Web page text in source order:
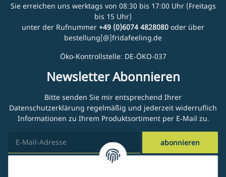
Sie erreichen uns werktags von 08:30 bis 17:00 Uhr (Freitags
bis 15 Uhr)
unter der Rufnummer +49 (0)6074 4828080 oder über
bestellung[@]fridafeeling.de
Öko-Kontrollstelle: DE-ÖKO-037
Newsletter Abonnieren
Bitte senden Sie mir entsprechend Ihrer
Datenschutzerklärung regelmäßig und jederzeit widerruflich
Informationen zu Ihrem Produktsortiment per E-Mail zu.
abonnieren